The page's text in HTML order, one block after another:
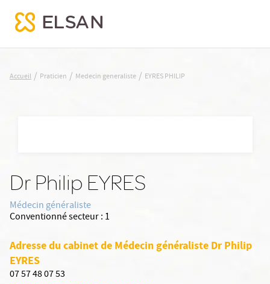
EYRES PHILIP
Accueil / Praticien / Medecin generaliste / EYRES PHILIP
Dr Philip EYRES
Médecin généraliste
Conventionné secteur : 1
Adresse du cabinet de Médecin généraliste Dr Philip
EYRES
07 57 48 07 53